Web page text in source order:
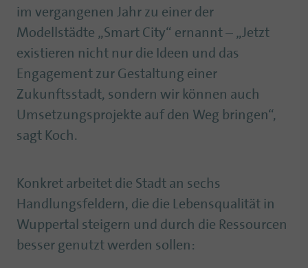
im vergangenen Jahr zu einer der
Modellstädte „Smart City“ ernannt – „Jetzt
existieren nicht nur die Ideen und das
Engagement zur Gestaltung einer
Zukunftsstadt, sondern wir können auch
Umsetzungsprojekte auf den Weg bringen“,
sagt Koch.
Konkret arbeitet die Stadt an sechs
Handlungsfeldern, die die Lebensqualität in
Wuppertal steigern und durch die Ressourcen
besser genutzt werden sollen: